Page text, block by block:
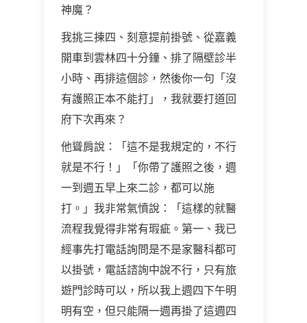
神魔？
我挑三揀四、刻意提前掛號、從嘉義
開車到雲林四十分鐘、排了隔壁診半
小時、再排這個診，然後你一句「沒
有護照正本不能打」，我就要打道回
府下次再來？
他聳肩說：「這不是我規定的，不行
就是不行！」「你帶了護照之後，週
一到週五早上來二診，都可以施
打。」我非常氣憤說：「這樣的就醫
流程我覺得非常有瑕疵。第一、我已
經事先打電話詢問是不是家醫科都可
以掛號，電話諮詢中說不行，只有旅
遊門診時可以，所以我上週四下午明
明有空，但只能隔一週再掛了這週四